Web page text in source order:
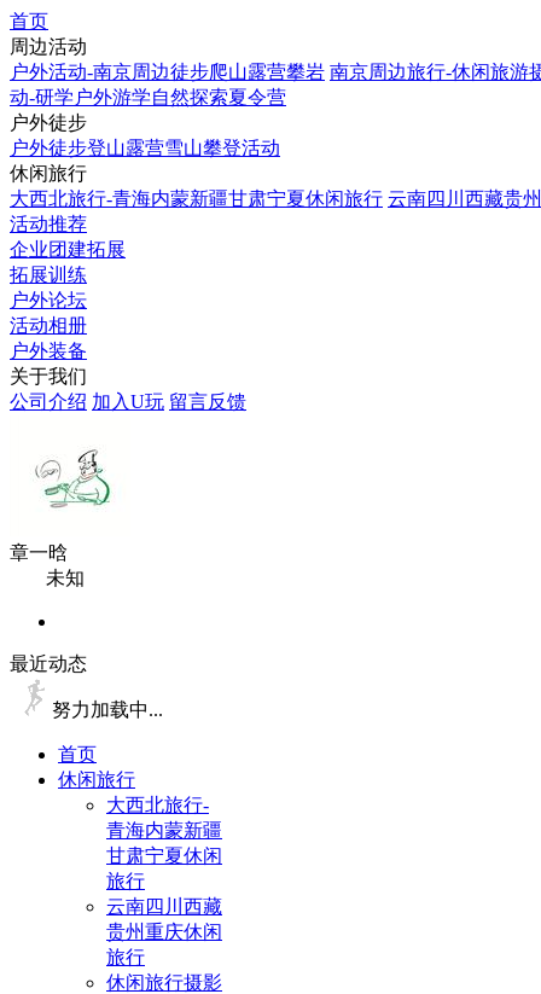
首页
周边活动
户外活动-南京周边徒步爬山露营攀岩 南京周边旅行-休闲旅游
动-研学户外游学自然探索夏令营
户外徒步
户外徒步登山露营雪山攀登活动
休闲旅行
大西北旅行-青海内蒙新疆甘肃宁夏休闲旅行 云南四川西藏贵
活动推荐
企业团建拓展
拓展训练
户外论坛
活动相册
户外装备
关于我们
公司介绍 加入U玩 留言反馈
章一晗
未知
最近动态
努力加载中...
首页
休闲旅行
大西北旅行-
青海内蒙新疆
甘肃宁夏休闲
旅行
云南四川西藏
贵州重庆休闲
旅行
休闲旅行摄影